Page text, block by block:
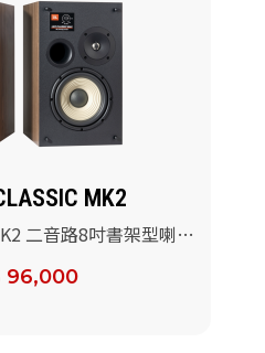
MK2
二音路8吋書架型喇叭
96,000